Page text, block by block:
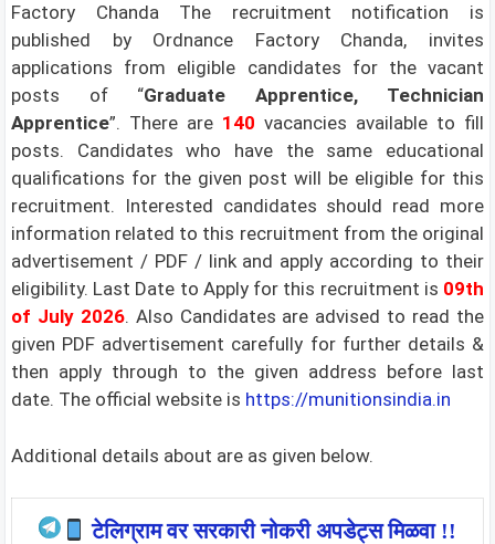
Factory Chanda The recruitment notification is
published by Ordnance Factory Chanda, invites
applications from eligible candidates for the vacant
posts of “Graduate Apprentice, Technician
Apprentice”. There are 140 vacancies available to fill
posts. Candidates who have the same educational
qualifications for the given post will be eligible for this
recruitment. Interested candidates should read more
information related to this recruitment from the original
advertisement / PDF / link and apply according to their
eligibility. Last Date to Apply for this recruitment is 09th
of July 2026. Also Candidates are advised to read the
given PDF advertisement carefully for further details &
then apply through to the given address before last
date. The official website is https://munitionsindia.in
Additional details about are as given below.
टेलिग्राम वर सरकारी नोकरी अपडेट्स मिळवा !!